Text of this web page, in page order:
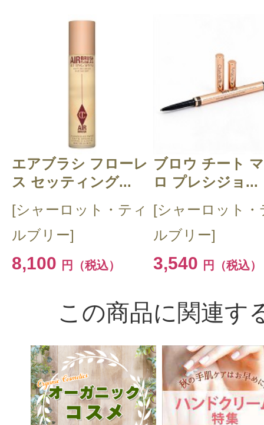
エアブラシ フローレ
ス セッティング...
[シャーロット・ティ
ルブリー]
8,100 円（税込）
ブロウ チート
ロ プレシジョ...
[シャーロット・
ルブリー]
3,540 円（税込）
この商品に関連す